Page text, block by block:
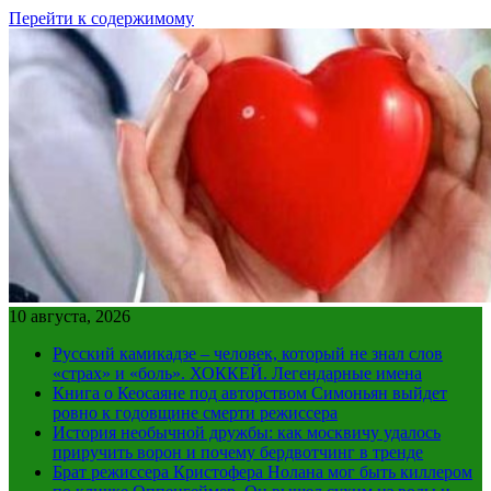
Перейти к содержимому
10 августа, 2026
Русский камикадзе – человек, который не знал слов
«страх» и «боль». ХОККЕЙ. Легендарные имена
Книга о Кеосаяне под авторством Симоньян выйдет
ровно к годовщине смерти режиссера
История необычной дружбы: как москвичу удалось
приручить ворон и почему бердвотчинг в тренде
Брат режиссера Кристофера Нолана мог быть киллером